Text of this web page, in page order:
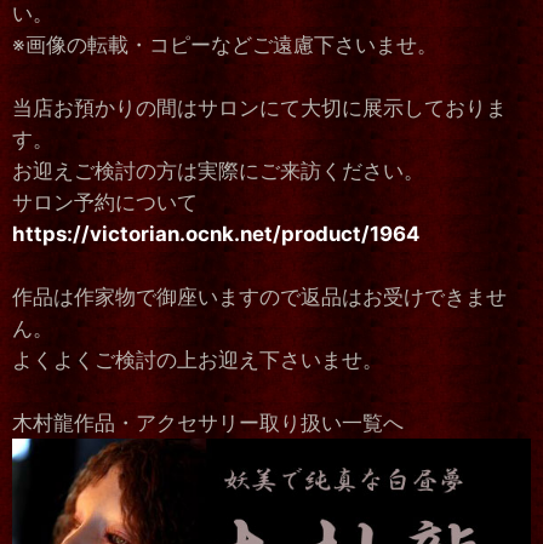
い。
※画像の転載・コピーなどご遠慮下さいませ。
当店お預かりの間はサロンにて大切に展示しておりま
す。
お迎えご検討の方は実際にご来訪ください。
サロン予約について
https://victorian.ocnk.net/product/1964
作品は作家物で御座いますので返品はお受けできませ
ん。
よくよくご検討の上お迎え下さいませ。
木村龍作品・アクセサリー取り扱い一覧へ